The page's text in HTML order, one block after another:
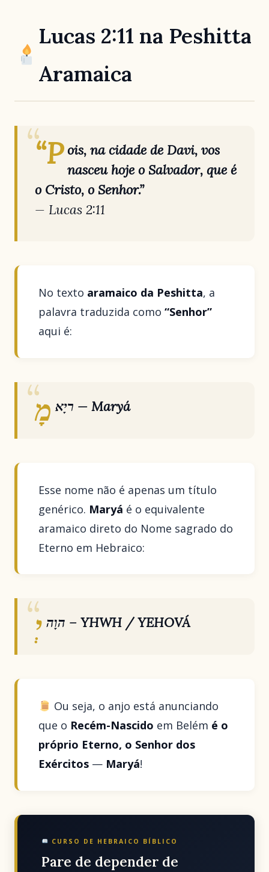
Lucas 2:11 na Peshitta
Aramaica
“P ois, na cidade de Davi, vos
nasceu hoje o Salvador, que é
o Cristo, o Senhor.”
— Lucas 2:11
No texto aramaico da Peshitta, a
palavra traduzida como“Senhor”
aqui é:
מָ ריָא — Maryá
Esse nome não é apenas um título
genérico. Maryá é o equivalente
aramaico direto do Nome sagrado do
Eterno em Hebraico:
יְ הוָה – YHWH / YEHOVÁ
Ou seja, o anjo está anunciando
que o Recém-Nascido em Belém é o
próprio Eterno, o Senhor dos
Exércitos — Maryá!
CURSO DE HEBRAICO BÍBLICO
Pare de depender de